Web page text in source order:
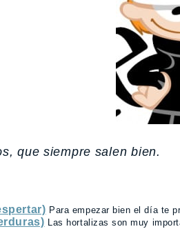
que siempre salen bien.
Para empezar bien el día te
Las hortalizas son muy